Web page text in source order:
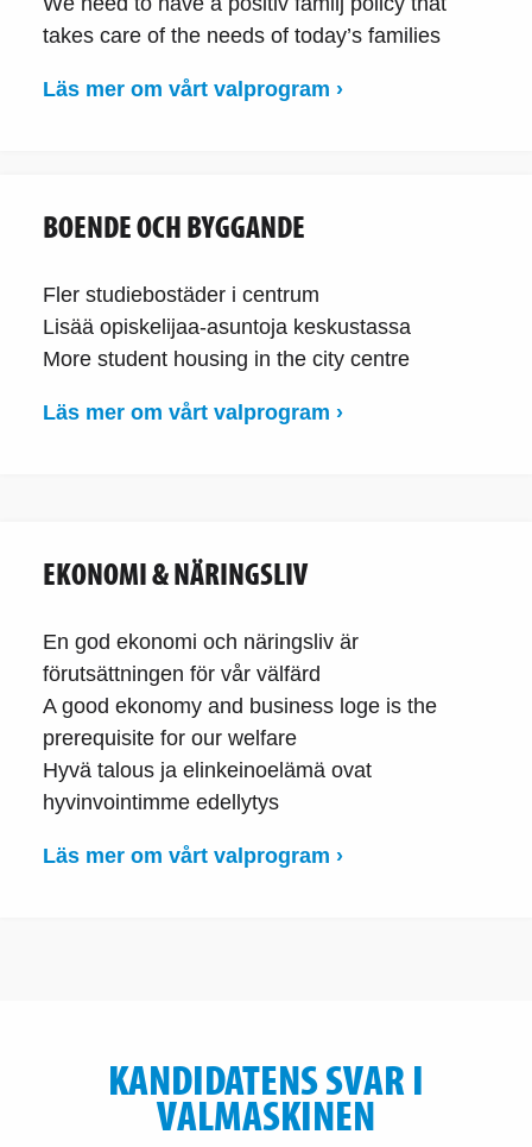
takes care of the needs of today’s families
Läs mer om vårt valprogram ›
BOENDE OCH BYGGANDE
Fler studiebostäder i centrum
Lisää opiskelijaa-asuntoja keskustassa
More student housing in the city centre
Läs mer om vårt valprogram ›
EKONOMI & NÄRINGSLIV
En god ekonomi och näringsliv är
förutsättningen för vår välfärd
A good ekonomy and business loge is the
prerequisite for our welfare
Hyvä talous ja elinkeinoelämä ovat
hyvinvointimme edellytys
Läs mer om vårt valprogram ›
KANDIDATENS SVAR I
VALMASKINEN